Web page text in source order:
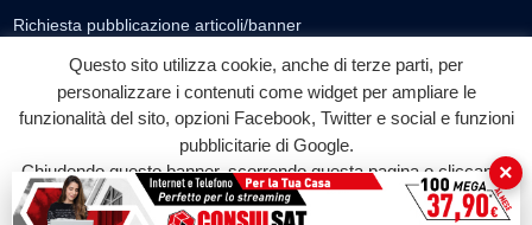
Richiesta pubblicazione articoli/banner
SEGUICI SUI SOCIAL
f
Facebook
◎ ▶
YouTube
Questo sito utilizza cookie, anche di terze parti, per
personalizzare i contenuti come widget per ampliare le
funzionalità del sito, opzioni Facebook, Twitter e social e funzioni
pubblicitarie di Google.
Chiudendo questo banner, scorrendo questa pagina o cliccando
su qualunque suo elemento acconsenti all'uso dei cookie.
×